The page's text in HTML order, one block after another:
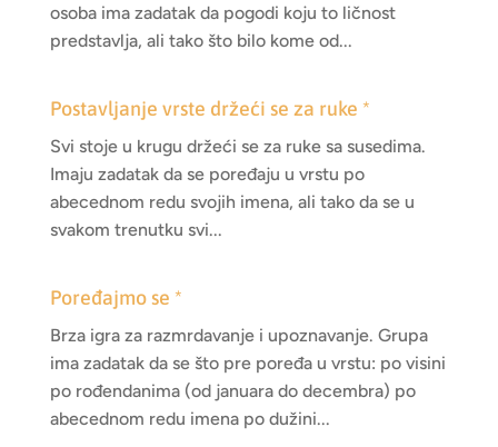
osoba ima zadatak da pogodi koju to ličnost
predstavlja, ali tako što bilo kome od...
Postavljanje vrste držeći se za ruke *
Svi stoje u krugu držeći se za ruke sa susedima.
Imaju zadatak da se poređaju u vrstu po
abecednom redu svojih imena, ali tako da se u
svakom trenutku svi...
Poređajmo se *
Brza igra za razmrdavanje i upoznavanje. Grupa
ima zadatak da se što pre poređa u vrstu: po visini
po rođendanima (od januara do decembra) po
abecednom redu imena po dužini...